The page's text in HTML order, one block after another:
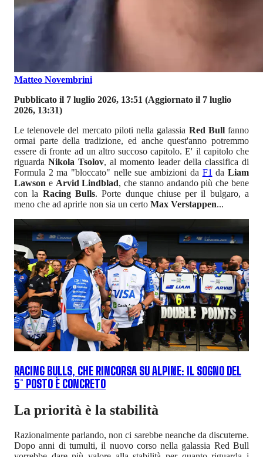
Matteo Novembrini
Pubblicato il 7 luglio 2026, 13:51 (Aggiornato il 7 luglio
2026, 13:31)
Le telenovele del mercato piloti nella galassia Red Bullfanno
ormai parte della tradizione, ed anche quest'anno potremmo
essere di fronte ad un altro succoso capitolo. E' il capitolo che
riguarda Nikola Tsolov, al momento leader della classifica di
Formula 2 ma "bloccato" nelle sue ambizioni da F1 daLiam
Lawson e Arvid Lindblad, che stanno andando più che bene
con la Racing Bulls. Porte dunque chiuse per il bulgaro, a
meno che ad aprirle non sia un certo Max Verstappen...
RACING BULLS, CHE RINCORSA SU ALPINE: IL SOGNO DEL
5° POSTO È CONCRETO
La priorità è la stabilità
Razionalmente parlando, non ci sarebbe neanche da discuterne.
Dopo anni di tumulti, il nuovo corso nella galassia Red Bull